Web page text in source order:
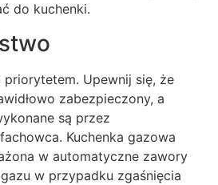
do kuchenki.
Upewnij się, że
zabezpieczony, a
są przez
Kuchenka gazowa
w automatyczne zawory
w przypadku zgaśnięcia